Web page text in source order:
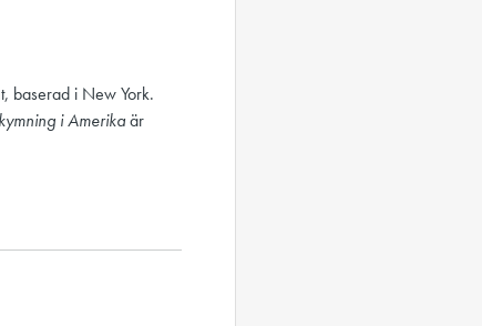
baserad i New York.
i Amerikaär